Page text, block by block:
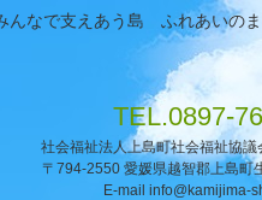
んなで支えあう島 ふれあいの
TEL.0897-
社会福祉法人上島町社会福
〒794-2550 愛媛県越智郡上島町
E-mail info@kamijima-